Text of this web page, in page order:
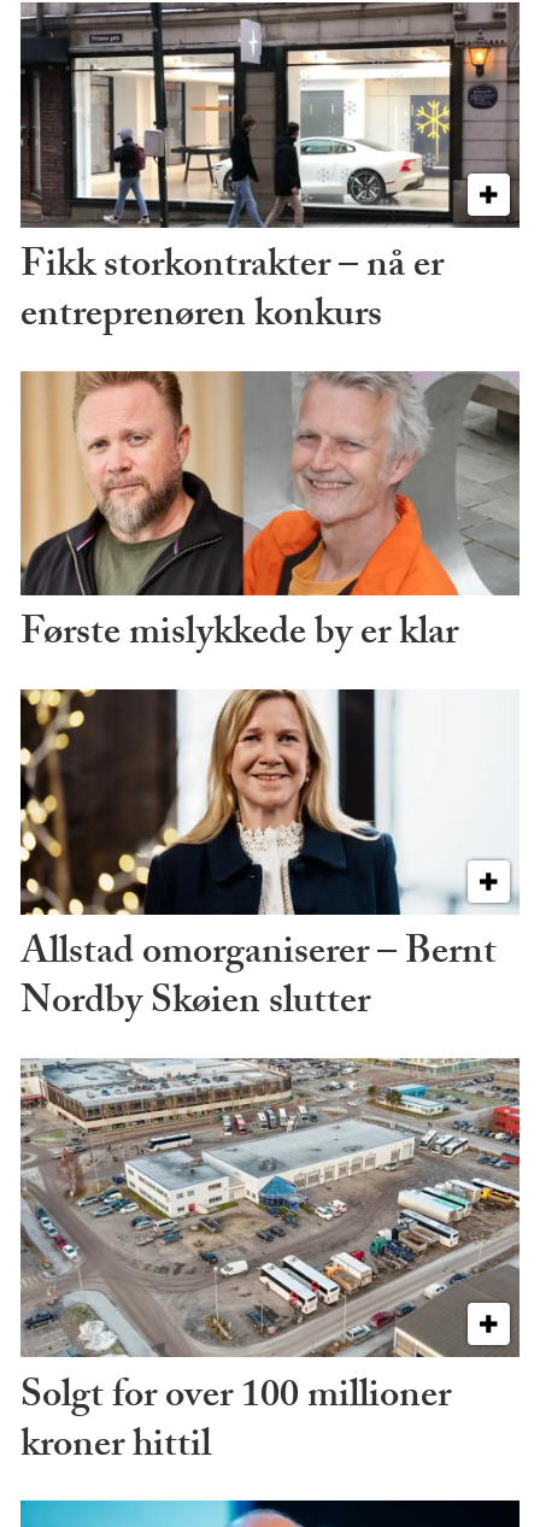
Fikk storkontrakter – nå er
entreprenøren konkurs
Første mislykkede by er klar
Allstad omorganiserer – Bernt
Nordby Skøien slutter
Solgt for over 100 millioner
kroner hittil